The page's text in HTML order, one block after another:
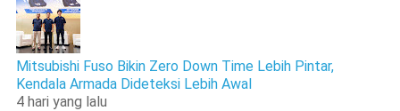
Mitsubishi Fuso Bikin Zero Down Time Lebih Pintar,
Kendala Armada Dideteksi Lebih Awal
4 hari yang lalu